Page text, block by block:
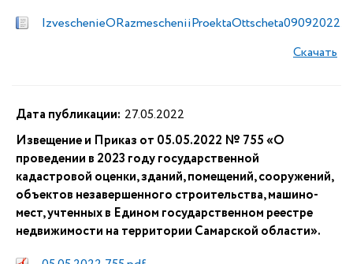
Скачать
Дата публикации: 27.05.2022
Извещение и Приказ от 05.05.2022 № 755 «О
проведении в 2023 году государственной
кадастровой оценки, зданий, помещений, сооружений,
объектов незавершенного строительства, машино-
мест, учтенных в Едином государственном реестре
недвижимости на территории Самарской области».